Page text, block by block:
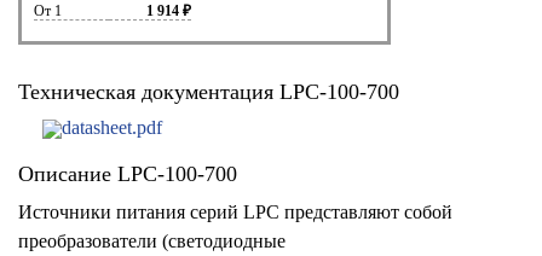
От 1
1 914 ₽
Техническая документация LPC-100-700
datasheet.pdf
Описание LPC-100-700
Источники питания серий LPC представляют собой
преобразователи (светодиодные